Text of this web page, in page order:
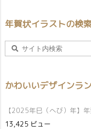
年賀状イラストの検
かわいいデザインラ
【2025年巳（へび）年】
13,425 ビュー